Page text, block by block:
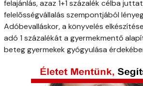
felajánlás, azaz 1+1 százalék célba
felelõsségvállalás szempontjából
Adóbevalláskor, a könyvelés
adó 1 százalékát a gyermekmentő
beteg gyermekek gyógyulása